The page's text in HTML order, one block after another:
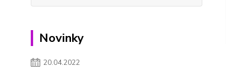
Novinky
20.04.2022